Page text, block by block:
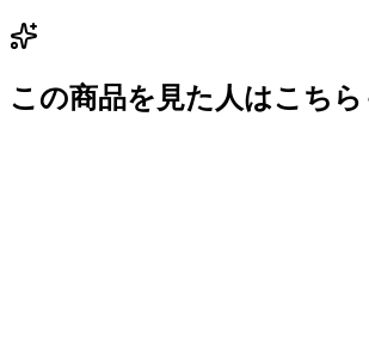
この商品を見た人はこちら